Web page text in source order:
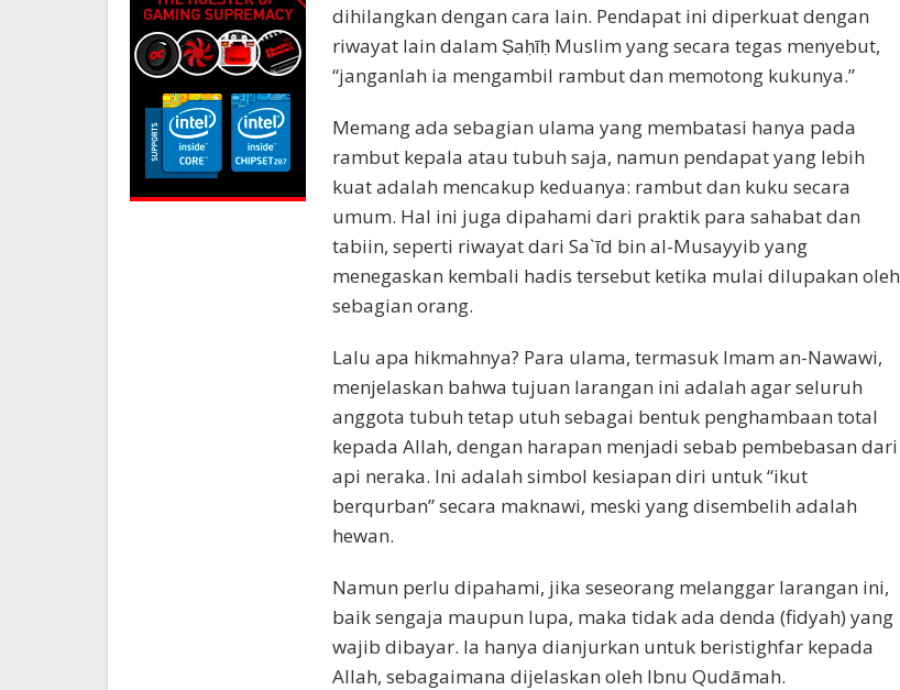
dihilangkan dengan cara lain. Pendapat ini diperkuat dengan
riwayat lain dalam Ṣaḥīḥ Muslim yang secara tegas menyebut,
“janganlah ia mengambil rambut dan memotong kukunya.”
Memang ada sebagian ulama yang membatasi hanya pada
rambut kepala atau tubuh saja, namun pendapat yang lebih
kuat adalah mencakup keduanya: rambut dan kuku secara
umum. Hal ini juga dipahami dari praktik para sahabat dan
tabiin, seperti riwayat dari Sa`īd bin al-Musayyib yang
menegaskan kembali hadis tersebut ketika mulai dilupakan oleh
sebagian orang.
Lalu apa hikmahnya? Para ulama, termasuk Imam an-Nawawi,
menjelaskan bahwa tujuan larangan ini adalah agar seluruh
anggota tubuh tetap utuh sebagai bentuk penghambaan total
kepada Allah, dengan harapan menjadi sebab pembebasan dari
api neraka. Ini adalah simbol kesiapan diri untuk “ikut
berqurban” secara maknawi, meski yang disembelih adalah
hewan.
Namun perlu dipahami, jika seseorang melanggar larangan ini,
baik sengaja maupun lupa, maka tidak ada denda (fidyah) yang
wajib dibayar. Ia hanya dianjurkan untuk beristighfar kepada
Allah, sebagaimana dijelaskan oleh Ibnu Qudāmah.